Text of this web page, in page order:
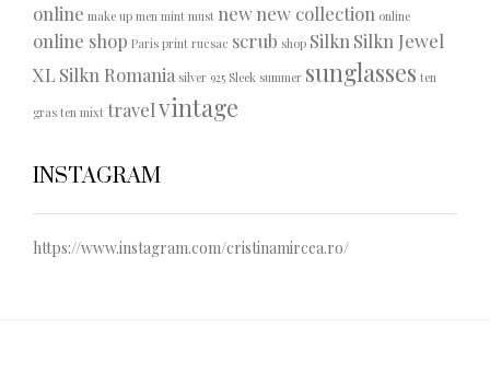
online make up men mint must newnew collection online
online shop Paris print rucsac scrub shop Silkn Silkn Jewel
XL Silkn Romania silver 925 Sleek summer sunglasses ten
gras ten mixt travelvintage
INSTAGRAM
https://www.instagram.com/cristinamircea.ro/